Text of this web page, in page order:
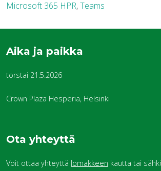
Microsoft 365 HPR,Teams
Aika ja paikka
torstai 21.5.2026
Crown Plaza Hesperia, Helsinki
Ota yhteyttä
Voit ottaa yhteyttä lomakkeen kautta tai